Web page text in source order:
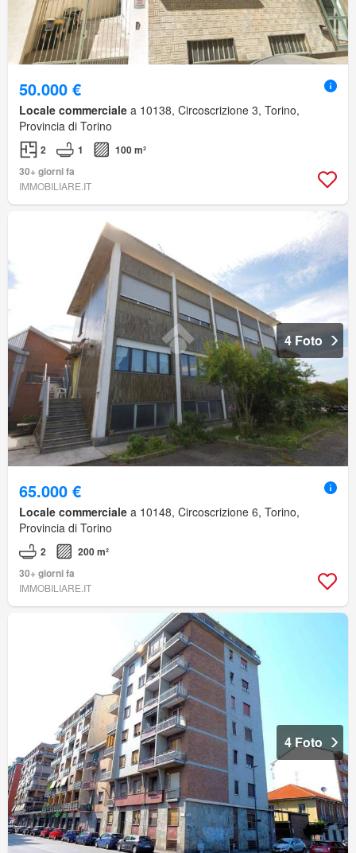
50.000 €
Locale commerciale a 10138, Circoscrizione 3, Torino,
Provincia di Torino
2 1
100 m²
30+ giorni fa
IMMOBILIARE.IT
4 Foto
65.000 €
Locale commerciale a 10148, Circoscrizione 6, Torino,
Provincia di Torino
2
200 m²
30+ giorni fa
IMMOBILIARE.IT
4 Foto